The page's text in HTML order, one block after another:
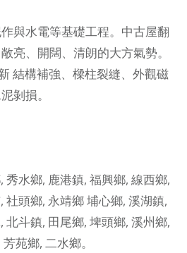
與水電等基礎工程。中古屋翻
亮、開闊、清朗的大方氣勢。
結構補強、樑柱裂縫、外觀磁
剝損。
, 秀水鄉, 鹿港鎮, 福興鄉, 線西鄉,
, 社頭鄉, 永靖鄉埔心鄉, 溪湖鎮,
, 北斗鎮, 田尾鄉, 埤頭鄉, 溪州鄉,
芳苑鄉, 二水鄉。